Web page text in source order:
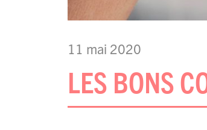
11 mai 2020
LES BONS